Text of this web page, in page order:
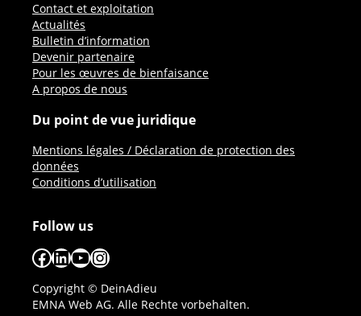
Contact et exploitation
Actualités
Bulletin d’information
Devenir partenaire
Pour les œuvres de bienfaisance
A propos de nous
Du point de vue juridique
Mentions légales / Déclaration de protection des
données
Conditions d’utilisation
Follow us
Facebook
LinkedIn
YouTube
Instagram
Copyright © DeinAdieu
EMNA Web AG. Alle Rechte vorbehalten.